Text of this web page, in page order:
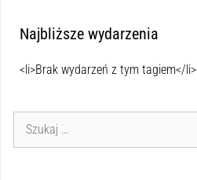
Najbliższe wydarzenia
<li>Brak wydarzeń z tym tagiem</li>